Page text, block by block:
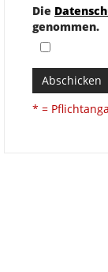
Die
genommen.
Abschicken
* =